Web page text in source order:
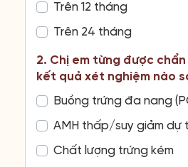
Trên 12 tháng
Trên 24 tháng
2. Chị em từng được
kết quả xét nghiệm nào
Buồng trứng đa nang
AMH thấp/suy giảm dự
Chất lượng trứng kém